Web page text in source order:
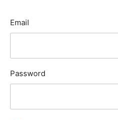
Email
Password